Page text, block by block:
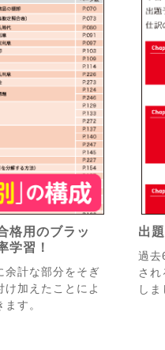
格用のブラッ
学習！
余計な部分をそぎ
加えたことによ
す。
出
過去
さ
しま